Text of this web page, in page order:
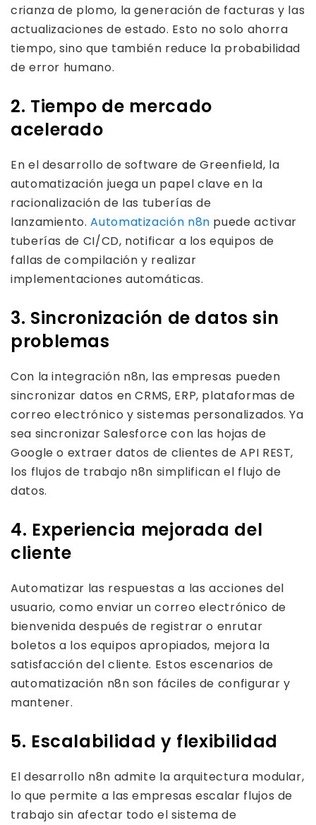
crianza de plomo, la generación de facturas y las
actualizaciones de estado. Esto no solo ahorra
tiempo, sino que también reduce la probabilidad
de error humano.
2. Tiempo de mercado
acelerado
En el desarrollo de software de Greenfield, la
automatización juega un papel clave en la
racionalización de las tuberías de
lanzamiento.Automatización n8n puede activar
tuberías de CI/CD, notificar a los equipos de
fallas de compilación y realizar
implementaciones automáticas.
3. Sincronización de datos sin
problemas
Con la integración n8n, las empresas pueden
sincronizar datos en CRMS, ERP, plataformas de
correo electrónico y sistemas personalizados. Ya
sea sincronizar Salesforce con las hojas de
Google o extraer datos de clientes de API REST,
los flujos de trabajo n8n simplifican el flujo de
datos.
4. Experiencia mejorada del
cliente
Automatizar las respuestas a las acciones del
usuario, como enviar un correo electrónico de
bienvenida después de registrar o enrutar
boletos a los equipos apropiados, mejora la
satisfacción del cliente. Estos escenarios de
automatización n8n son fáciles de configurar y
mantener.
5. Escalabilidad y flexibilidad
El desarrollo n8n admite la arquitectura modular,
lo que permite a las empresas escalar flujos de
trabajo sin afectar todo el sistema de